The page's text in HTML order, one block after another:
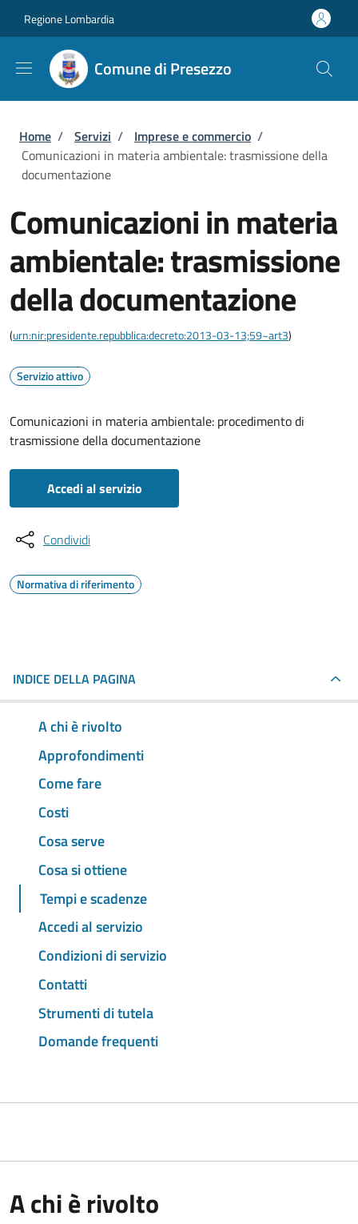
Regione Lombardia
Comune di Presezzo
Briciole di pane
Home / Servizi / Imprese e commercio /
Comunicazioni in materia ambientale: trasmissione della
documentazione
Comunicazioni in materia
ambientale: trasmissione
della documentazione
(urn:nir:presidente.repubblica:decreto:2013-03-13;59~art3)
Servizio attivo
Comunicazioni in materia ambientale: procedimento di
trasmissione della documentazione
Accedi al servizio
Condividi
Normativa di riferimento
INDICE DELLA PAGINA
A chi è rivolto
Approfondimenti
Come fare
Costi
Cosa serve
Cosa si ottiene
Tempi e scadenze
Accedi al servizio
Condizioni di servizio
Contatti
Strumenti di tutela
Domande frequenti
A chi è rivolto